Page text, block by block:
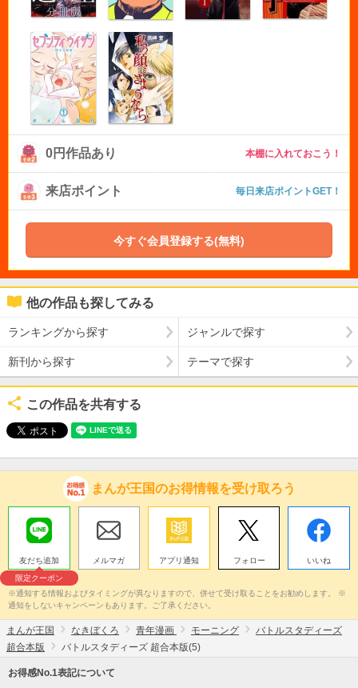
0円作品あり 本棚に入れておこう！
来店ポイント 毎日来店ポイントGET！
今すぐ会員登録する(無料)
他の作品も探してみる
ランキングから探す ジャンルで探す
新刊から探す テーマで探す
この作品を共有する
まんが王国のお得情報を受け取ろう
友だち追加
限定クーポン
メルマガ アプリ通知 フォロー いいね
※通知する情報およびタイミングが異なりますので、併せて受け取ることをお勧めします。 ※
通知をしないキャンペーンもあります。ご了承ください。
まんが王国 なきぼくろ 青年漫画 モーニング
バトルスタディーズ
超合本版
バトルスタディーズ 超合本版(5)
お得感No.1表記について